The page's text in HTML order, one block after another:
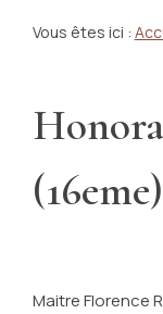
Vous êtes ici :
(16eme)
Maitre Florence